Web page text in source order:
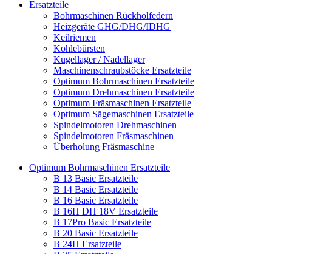
Ersatzteile
Bohrmaschinen Rückholfedern
Heizgeräte GHG/DHG/IDHG
Keilriemen
Kohlebürsten
Kugellager / Nadellager
Maschinenschraubstöcke Ersatzteile
Optimum Bohrmaschinen Ersatzteile
Optimum Drehmaschinen Ersatzteile
Optimum Fräsmaschinen Ersatzteile
Optimum Sägemaschinen Ersatzteile
Spindelmotoren Drehmaschinen
Spindelmotoren Fräsmaschinen
Überholung Fräsmaschine
Optimum Bohrmaschinen Ersatzteile
B 13 Basic Ersatzteile
B 14 Basic Ersatzteile
B 16 Basic Ersatzteile
B 16H DH 18V Ersatzteile
B 17Pro Basic Ersatzteile
B 20 Basic Ersatzteile
B 24H Ersatzteile